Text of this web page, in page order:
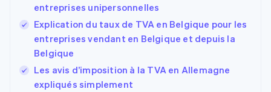
entreprises unipersonnelles
Explication du taux de TVA en Belgique pour les
entreprises vendant en Belgique et depuis la
Belgique
Les avis d’imposition à la TVA en Allemagne
expliqués simplement
États-Unis
EnglishEspañol简体中文
Finlande
English
France
FrançaisEnglish
Gibraltar